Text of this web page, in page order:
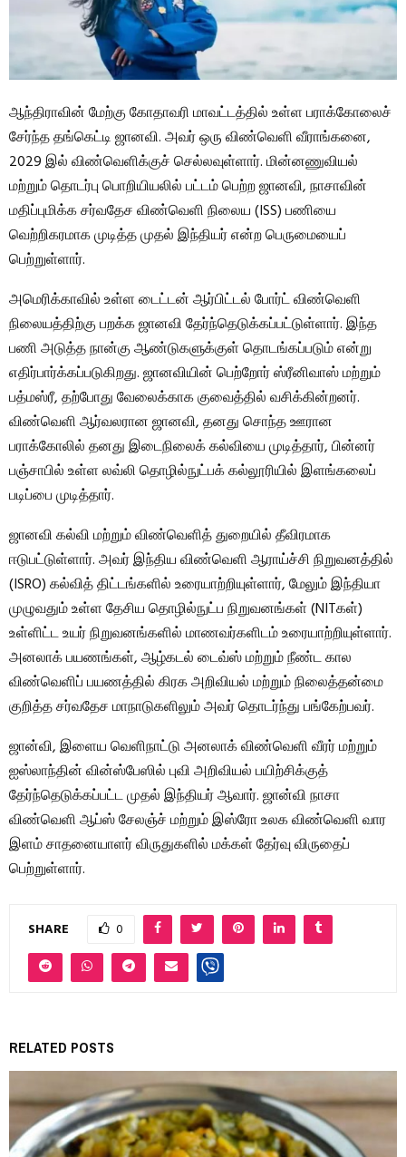
ஆந்திராவின் மேற்கு கோதாவரி மாவட்டத்தில் உள்ள பராக்கோலைச்
சேர்ந்த தங்கெட்டி ஜானவி. அவர் ஒரு விண்வெளி வீராங்கனை,
2029 இல் விண்வெளிக்குச் செல்லவுள்ளார். மின்னணுவியல்
மற்றும் தொடர்பு பொறியியலில் பட்டம் பெற்ற ஜானவி, நாசாவின்
மதிப்புமிக்க சர்வதேச விண்வெளி நிலைய (ISS) பணியை
வெற்றிகரமாக முடித்த முதல் இந்தியர் என்ற பெருமையைப்
பெற்றுள்ளார்.
அமெரிக்காவில் உள்ள டைட்டன் ஆர்பிட்டல் போர்ட் விண்வெளி
நிலையத்திற்கு பறக்க ஜானவி தேர்ந்தெடுக்கப்பட்டுள்ளார். இந்த
பணி அடுத்த நான்கு ஆண்டுகளுக்குள் தொடங்கப்படும் என்று
எதிர்பார்க்கப்படுகிறது. ஜானவியின் பெற்றோர் ஸ்ரீனிவாஸ் மற்றும்
பத்மஸ்ரீ, தற்போது வேலைக்காக குவைத்தில் வசிக்கின்றனர்.
விண்வெளி ஆர்வலரான ஜானவி, தனது சொந்த ஊரான
பராக்கோலில் தனது இடைநிலைக் கல்வியை முடித்தார், பின்னர்
பஞ்சாபில் உள்ள லவ்லி தொழில்நுட்பக் கல்லூரியில் இளங்கலைப்
படிப்பை முடித்தார்.
ஜானவி கல்வி மற்றும் விண்வெளித் துறையில் தீவிரமாக
ஈடுபட்டுள்ளார். அவர் இந்திய விண்வெளி ஆராய்ச்சி நிறுவனத்தில்
(ISRO) கல்வித் திட்டங்களில் உரையாற்றியுள்ளார், மேலும் இந்தியா
முழுவதும் உள்ள தேசிய தொழில்நுட்ப நிறுவனங்கள் (NITகள்)
உள்ளிட்ட உயர் நிறுவனங்களில் மாணவர்களிடம் உரையாற்றியுள்ளார்.
அனலாக் பயணங்கள், ஆழ்கடல் டைவ்ஸ் மற்றும் நீண்ட கால
விண்வெளிப் பயணத்தில் கிரக அறிவியல் மற்றும் நிலைத்தன்மை
குறித்த சர்வதேச மாநாடுகளிலும் அவர் தொடர்ந்து பங்கேற்பவர்.
ஜான்வி, இளைய வெளிநாட்டு அனலாக் விண்வெளி வீரர் மற்றும்
ஐஸ்லாந்தின் வின்ஸ்பேஸில் புவி அறிவியல் பயிற்சிக்குத்
தேர்ந்தெடுக்கப்பட்ட முதல் இந்தியர் ஆவார். ஜான்வி நாசா
விண்வெளி ஆப்ஸ் சேலஞ்ச் மற்றும் இஸ்ரோ உலக விண்வெளி வார
இளம் சாதனையாளர் விருதுகளில் மக்கள் தேர்வு விருதைப்
பெற்றுள்ளார்.
SHARE 0
RELATED POSTS